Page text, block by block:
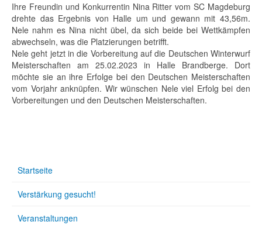
Ihre Freundin und Konkurrentin Nina Ritter vom SC Magdeburg
drehte das Ergebnis von Halle um und gewann mit 43,56m.
Nele nahm es Nina nicht übel, da sich beide bei Wettkämpfen
abwechseln, was die Platzierungen betrifft.
Nele geht jetzt in die Vorbereitung auf die Deutschen Winterwurf
Meisterschaften am 25.02.2023 in Halle Brandberge. Dort
möchte sie an ihre Erfolge bei den Deutschen Meisterschaften
vom Vorjahr anknüpfen. Wir wünschen Nele viel Erfolg bei den
Vorbereitungen und den Deutschen Meisterschaften.
Startseite
Verstärkung gesucht!
Veranstaltungen